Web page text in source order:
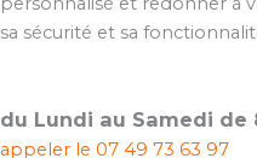
sa sécurité et sa
du Lundi au Samedi de
appeler le 07 49 73 63 97